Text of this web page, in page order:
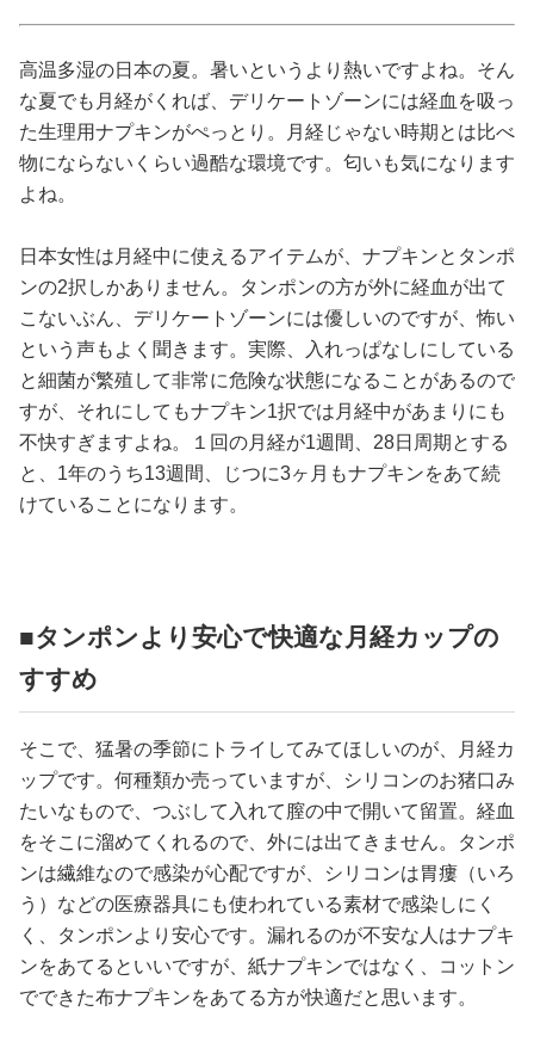
ゲーム
高温多湿の日本の夏。暑いというより熱いですよね。そん
な夏でも月経がくれば、デリケートゾーンには経血を吸っ
た生理用ナプキンがぺっとり。月経じゃない時期とは比べ
物にならないくらい過酷な環境です。匂いも気になります
よね。
日本女性は月経中に使えるアイテムが、ナプキンとタンポ
ンの2択しかありません。タンポンの方が外に経血が出て
こないぶん、デリケートゾーンには優しいのですが、怖い
という声もよく聞きます。実際、入れっぱなしにしている
と細菌が繁殖して非常に危険な状態になることがあるので
すが、それにしてもナプキン1択では月経中があまりにも
不快すぎますよね。１回の月経が1週間、28日周期とする
と、1年のうち13週間、じつに3ヶ月もナプキンをあて続
けていることになります。
■タンポンより安心で快適な月経カップの
すすめ
そこで、猛暑の季節にトライしてみてほしいのが、月経カ
ップです。何種類か売っていますが、シリコンのお猪口み
たいなもので、つぶして入れて膣の中で開いて留置。経血
をそこに溜めてくれるので、外には出てきません。タンポ
ンは繊維なので感染が心配ですが、シリコンは胃瘻（いろ
う）などの医療器具にも使われている素材で感染しにく
く、タンポンより安心です。漏れるのが不安な人はナプキ
ンをあてるといいですが、紙ナプキンではなく、コットン
でできた布ナプキンをあてる方が快適だと思います。